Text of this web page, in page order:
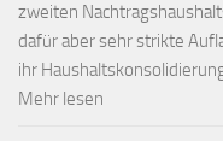
zweiten
dafür aber sehr strikte
ihr
Mehr lesen